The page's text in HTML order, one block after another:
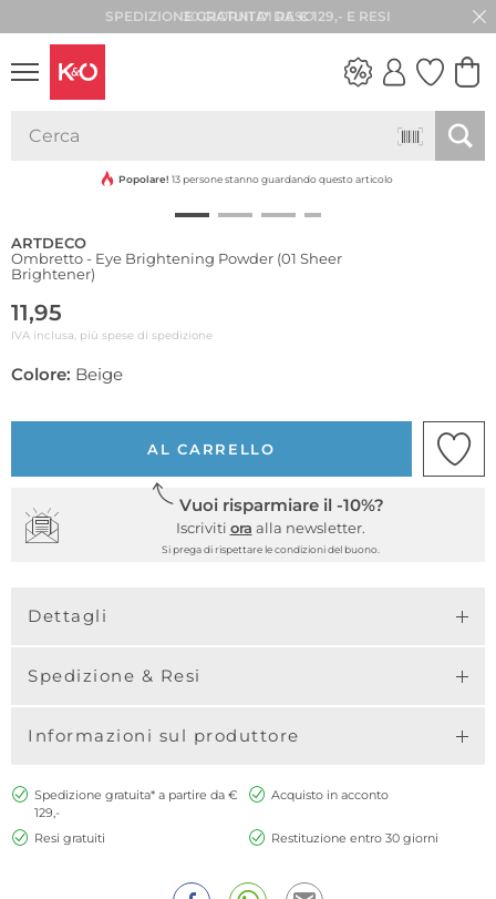
30 GIORNI DI RESO
VIBES
Popolare! 13 persone stanno guardando questo articolo
ARTDECO
Ombretto - Eye Brightening Powder (01 Sheer
Brightener)
11,95
IVA inclusa, più spese di spedizione
Colore: Beige
AL CARRELLO
Vuoi risparmiare il -10%?
Iscriviti ora alla newsletter.
Si prega di rispettare le condizioni del buono.
Dettagli
Spedizione & Resi
Informazioni sul produttore
Spedizione gratuita* a partire da €
129,-
Acquisto in acconto
Resi gratuiti Restituzione entro 30 giorni